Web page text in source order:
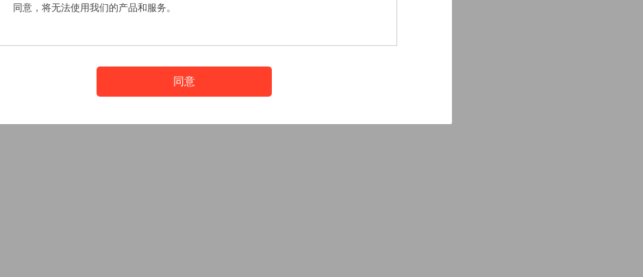
同意，将无法使用我们的产品和服务。
同意